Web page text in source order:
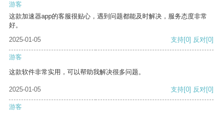
游客
这款加速器app的客服很贴心，遇到问题都能及时解决，服务态度非常
好。
2025-01-05
支持[0] 反对[0]
游客
这款软件非常实用，可以帮助我解决很多问题。
2025-01-05 支持[0] 反对[0]
游客